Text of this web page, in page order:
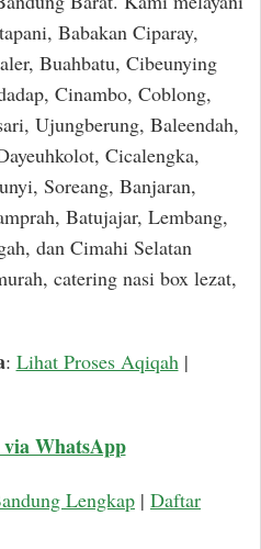
Babakan Ciparay,
Buahbatu, Cibeunying
Cinambo, Coblong,
Ujungberung, Baleendah,
Cicalengka,
Soreang, Banjaran,
Batujajar, Lembang,
dan Cimahi Selatan
catering nasi box lezat,
: Lihat Proses Aqiqah|
WhatsApp
Lengkap | Daftar